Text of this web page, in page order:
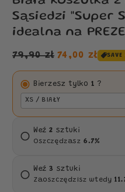
Sąsiedzi "Super
idealna na
Cena
regularna
74,00 zł
Cena
sprzedaży
79,90 zł SAVE
Bierzesz tylko 1 ?
XS / BIAŁY
Weź 2 sztuki
Oszczędzasz 6.7%
Weź 3 sztuki
Zaoszczędzisz wtedy